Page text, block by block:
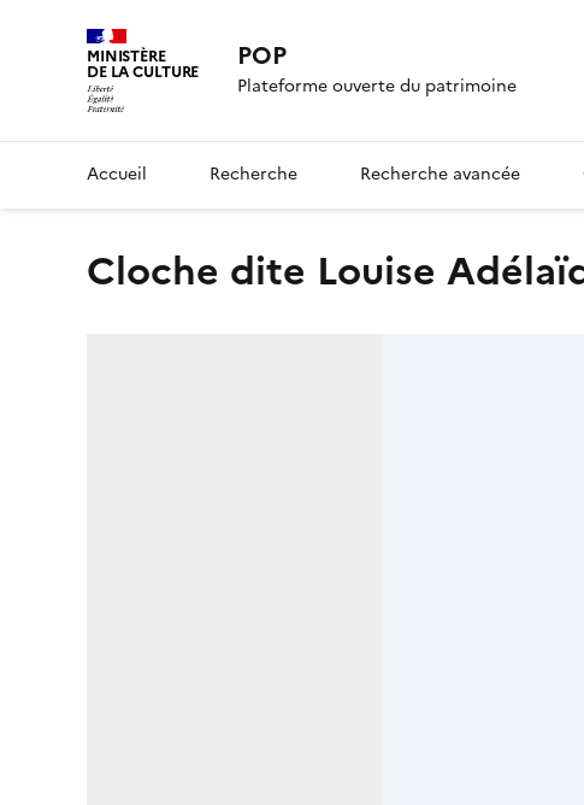
MINISTÈRE
DE LA CULTURE POP
Plateforme ouverte du patrimoine
Accueil Recherche Recherche avancée
cloche dite Louise